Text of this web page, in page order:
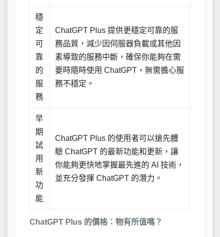
ChatGPT Plus 的價格：物有所值嗎？
穩
定
可
靠
的
服
務
ChatGPT Plus 提供更穩定可靠的服
務品質，減少因伺服器負載或其他因
素導致的服務中斷，確保你能夠在需
要時隨時使用 ChatGPT，無需擔心服
務不穩定。
早
期
試
用
新
功
能
ChatGPT Plus 的使用者可以搶先體
驗 ChatGPT 的最新功能和更新，讓
你能夠更快地掌握最先進的 AI 技術，
並充分發揮 ChatGPT 的潛力。